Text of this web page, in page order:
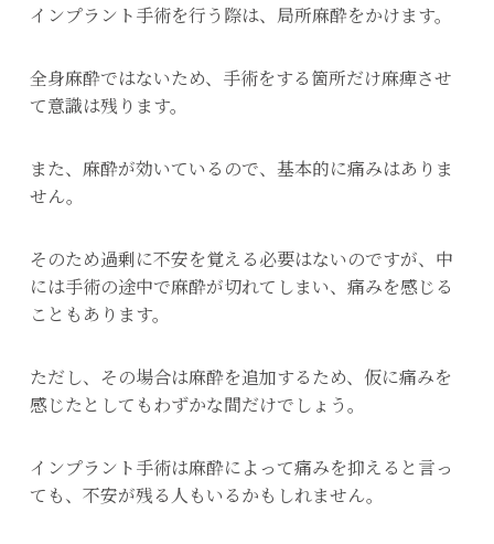
インプラント手術を行う際は、局所麻酔をかけます。
全身麻酔ではないため、手術をする箇所だけ麻痺させ
て意識は残ります。
また、麻酔が効いているので、基本的に痛みはありま
せん。
そのため過剰に不安を覚える必要はないのですが、中
には手術の途中で麻酔が切れてしまい、痛みを感じる
こともあります。
ただし、その場合は麻酔を追加するため、仮に痛みを
感じたとしてもわずかな間だけでしょう。
インプラント手術は麻酔によって痛みを抑えると言っ
ても、不安が残る人もいるかもしれません。